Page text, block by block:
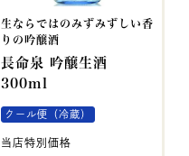
生ならではのみずみずしい香
りの吟醸酒
長命泉 吟醸生酒
300ml
クール便（冷蔵）
当店特別価格